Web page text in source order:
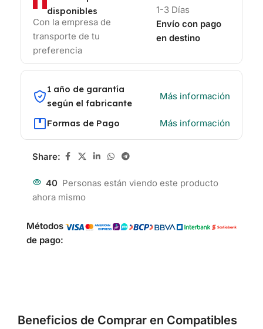
disponibles
Con la empresa de
transporte de tu
preferencia
1-3 Días
Envío con pago
en destino
1 año de garantía
según el fabricante
Más información
Formas de Pago Más información
Share:
40 Personas están viendo este producto
ahora mismo
Métodos
de pago:
Beneficios de Comprar en Compatibles